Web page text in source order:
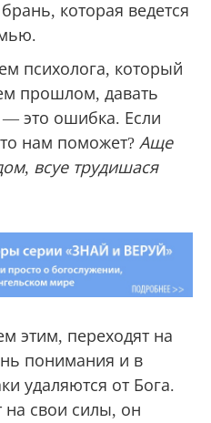
которая ведется
психолога, который
прошлом, давать
— это ошибка. Если
нам поможет? Аще
всуе трудишася
этим, переходят на
понимания и в
удаляются от Бога.
на свои силы, он